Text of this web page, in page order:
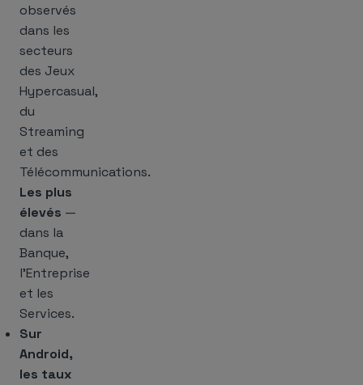
observés
dans les
secteurs
des Jeux
Hypercasual,
du
Streaming
et des
Télécommunications.
Les plus
élevés —
dans la
Banque,
l’Entreprise
et les
Services.
Sur
Android,
les taux